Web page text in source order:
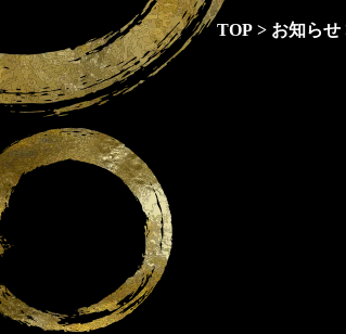
TOP > お知らせ